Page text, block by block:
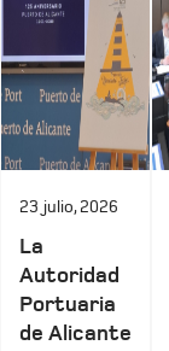
23 julio, 2026
La
Autoridad
Portuaria
de Alicante